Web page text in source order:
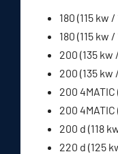
180 (115 kw /
180 (115 kw /
200 (135 kw
200 (135 kw
200 4MATIC
200 4MATIC
200 d (118
220 d (125